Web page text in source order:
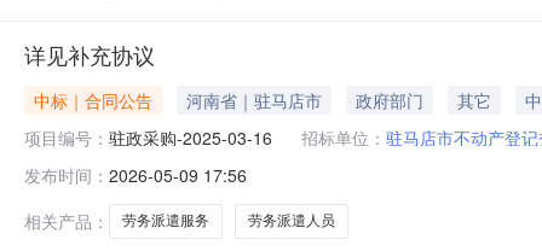
详见补充协议
中标｜合同公告 河南省｜驻马店市 政府部门 其它
项目编号： 驻政采购-2025-03-16 招标单位： 驻马店市不动产登
发布时间： 2026-05-09 17:56
相关产品：
劳务派遣服务 劳务派遣人员